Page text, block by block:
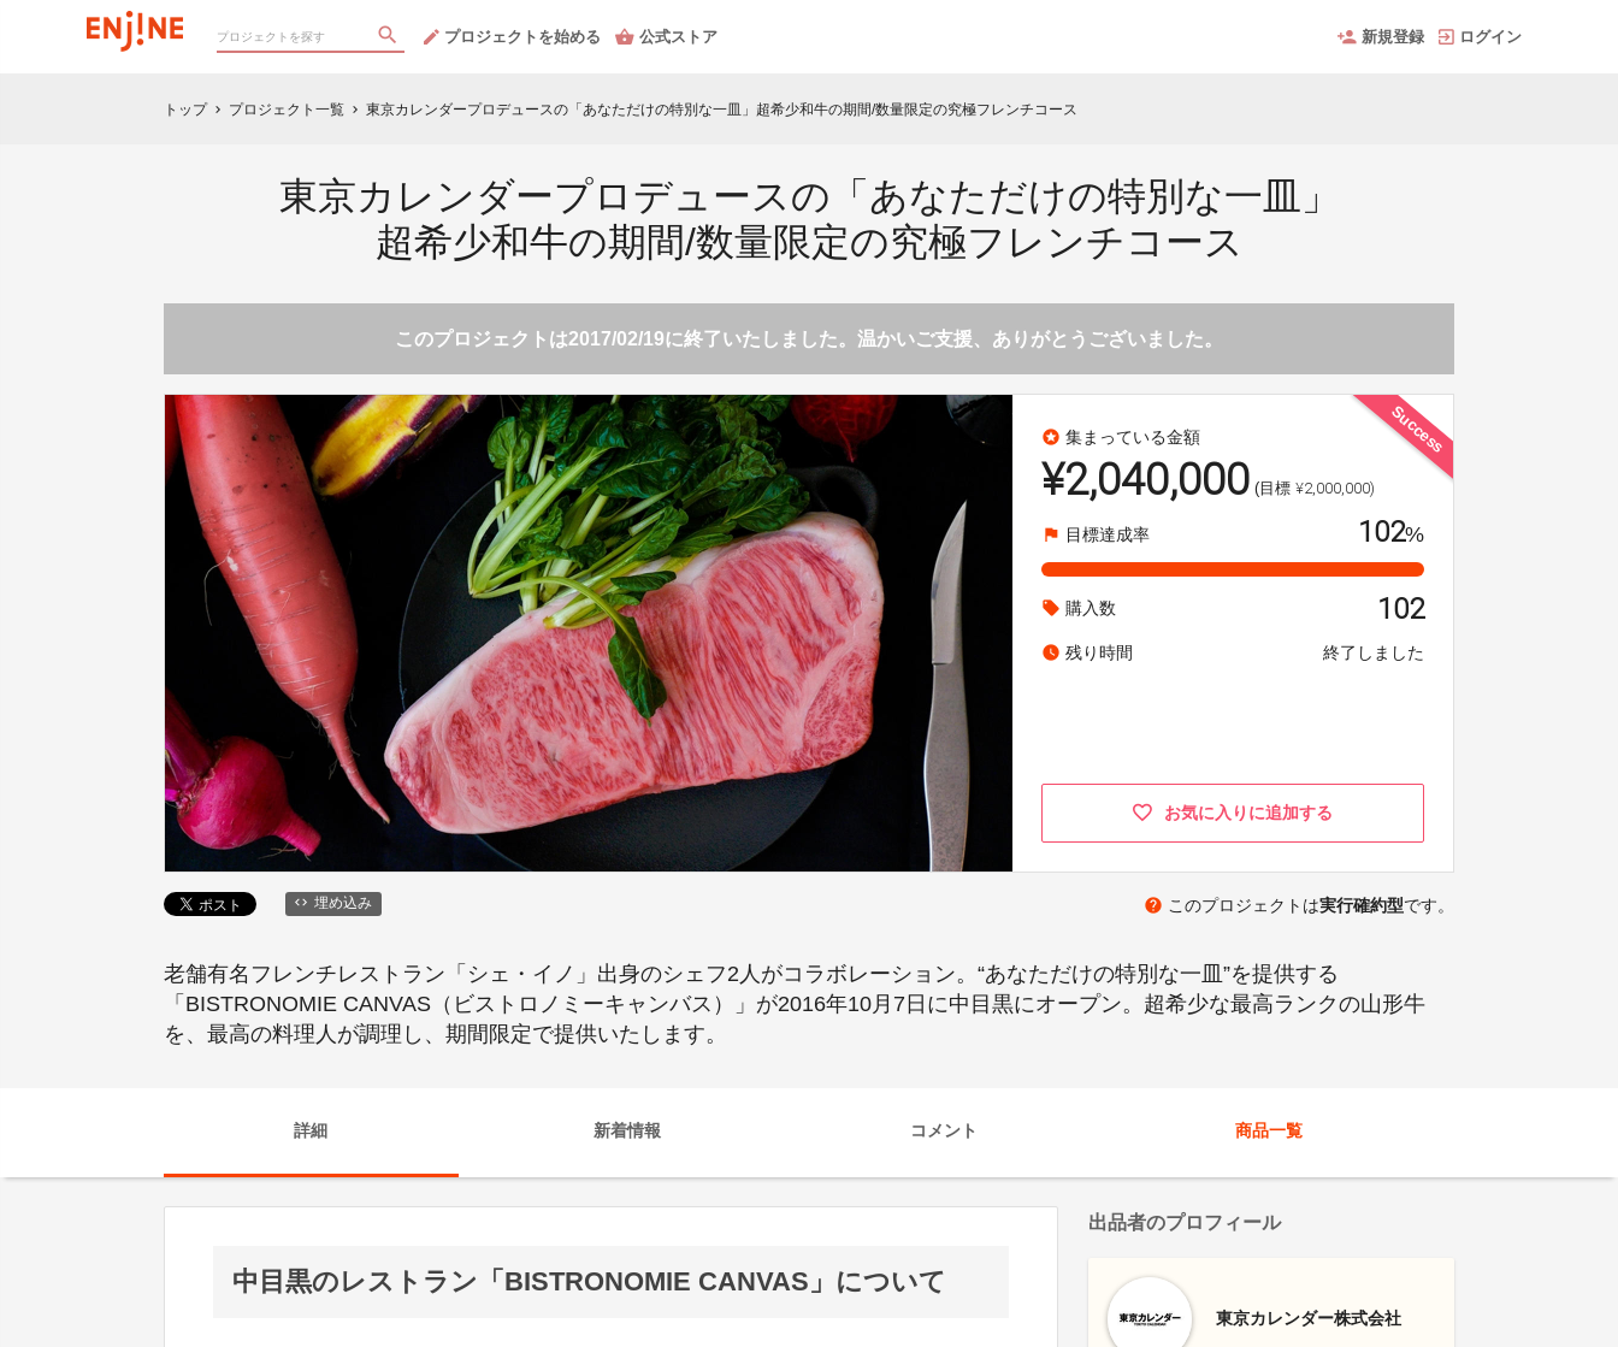
プロジェクトを始める 公式ストア 新規登録 ログイン
トップ chevron_right プロジェクト一覧 chevron_right 東京カレンダープロデュースの「あなただけの特別な一皿」超希少和牛の期間/数量限定の究極フレンチコース
東京カレンダープロデュースの「あなただけの特別な一皿」
超希少和牛の期間/数量限定の究極フレンチコース
このプロジェクトは2017/02/19に終了いたしました。温かいご支援、ありがとうございました。
Success
stars 集まっている金額
¥2,040,000 (目標 ¥2,000,000)
flag 目標達成率 102%
local_offer 購入数 102
watch_later 残り時間 終了しました
お気に入りに追加する
埋め込み help このプロジェクトは実行確約型です。
老舗有名フレンチレストラン「シェ・イノ」出身のシェフ2人がコラボレーション。“あなただけの特別な一皿”を提供する
「BISTRONOMIE CANVAS（ビストロノミーキャンバス）」が2016年10月7日に中目黒にオープン。超希少な最高ランクの山形牛
を、最高の料理人が調理し、期間限定で提供いたします。
詳細 新着情報 コメント 商品一覧
中目黒のレストラン「BISTRONOMIE CANVAS」について
出品者のプロフィール
東京カレンダー株式会社